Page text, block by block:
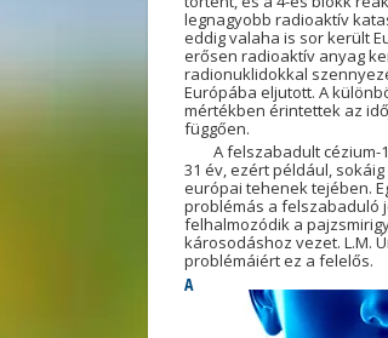
legnagyobb radioaktív
eddig valaha is sor került
erősen radioaktív anyag
radionuklidokkal
Európába eljutott. A
mértékben érintettek az
függően.
A felszabadult cézium-
31 év, ezért például,
európai tehenek tejében.
problémás a felszabaduló
felhalmozódik a
károsodáshoz vezet. L.M.
problémáiért ez a felelős.
A